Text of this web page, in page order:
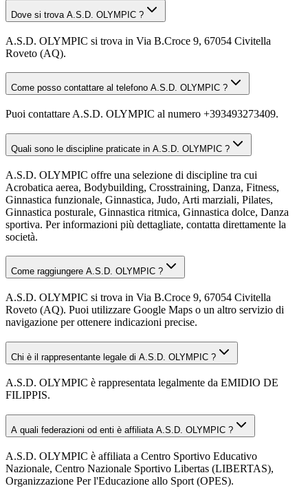
Dove si trova A.S.D. OLYMPIC ?
A.S.D. OLYMPIC si trova in Via B.Croce 9, 67054 Civitella
Roveto (AQ).
Come posso contattare al telefono A.S.D. OLYMPIC ?
Puoi contattare A.S.D. OLYMPIC al numero +393493273409.
Quali sono le discipline praticate in A.S.D. OLYMPIC ?
A.S.D. OLYMPIC offre una selezione di discipline tra cui
Acrobatica aerea, Bodybuilding, Crosstraining, Danza, Fitness,
Ginnastica funzionale, Ginnastica, Judo, Arti marziali, Pilates,
Ginnastica posturale, Ginnastica ritmica, Ginnastica dolce, Danza
sportiva. Per informazioni più dettagliate, contatta direttamente la
società.
Come raggiungere A.S.D. OLYMPIC ?
A.S.D. OLYMPIC si trova in Via B.Croce 9, 67054 Civitella
Roveto (AQ). Puoi utilizzare Google Maps o un altro servizio di
navigazione per ottenere indicazioni precise.
Chi è il rappresentante legale di A.S.D. OLYMPIC ?
A.S.D. OLYMPIC è rappresentata legalmente da EMIDIO DE
FILIPPIS.
A quali federazioni od enti è affiliata A.S.D. OLYMPIC ?
A.S.D. OLYMPIC è affiliata a Centro Sportivo Educativo
Nazionale, Centro Nazionale Sportivo Libertas (LIBERTAS),
Organizzazione Per l'Educazione allo Sport (OPES).